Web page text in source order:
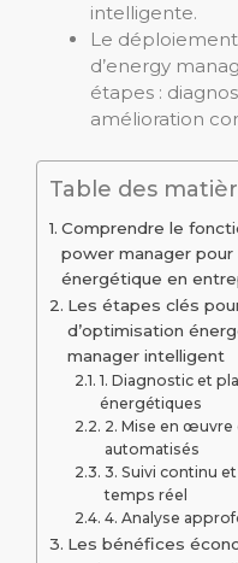
intelligente.
Le
d’energy
étapes :
amélioration
Table des
Comprendre le
power manager pour
énergétique en
Les étapes clés
d’optimisation
manager intelligent
1. Diagnostic et
énergétiques
2. Mise en œuvre
automatisés
3. Suivi continu
temps réel
4. Analyse
Les bénéfices